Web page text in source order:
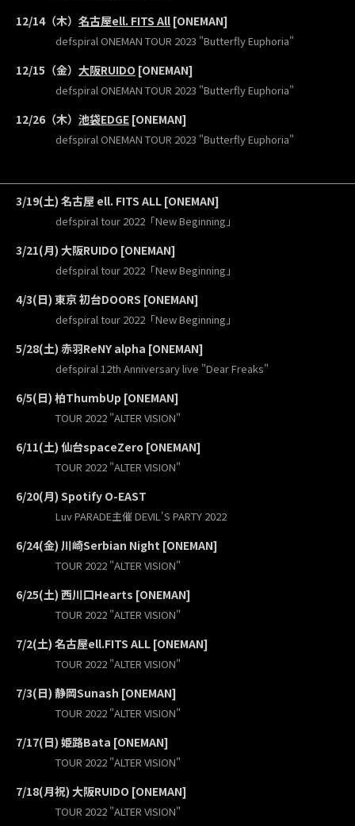
12/14（木） 名古屋ell. FITS All [ONEMAN]
defspiral ONEMAN TOUR 2023 "Butterfly Euphoria"
12/15（金） 大阪RUIDO [ONEMAN]
defspiral ONEMAN TOUR 2023 "Butterfly Euphoria"
12/26（木） 池袋EDGE [ONEMAN]
defspiral ONEMAN TOUR 2023 "Butterfly Euphoria"
3/19(土) 名古屋 ell. FITS ALL [ONEMAN]
defspiral tour 2022「New Beginning」
3/21(月) 大阪RUIDO [ONEMAN]
defspiral tour 2022「New Beginning」
4/3(日) 東京 初台DOORS [ONEMAN]
defspiral tour 2022「New Beginning」
5/28(土) 赤羽ReNY alpha [ONEMAN]
defspiral 12th Anniversary live "Dear Freaks"
6/5(日) 柏ThumbUp [ONEMAN]
TOUR 2022 "ALTER VISION"
6/11(土) 仙台spaceZero [ONEMAN]
TOUR 2022 "ALTER VISION"
6/20(月) Spotify O-EAST
Luv PARADE主催 DEVIL'S PARTY 2022
6/24(金) 川崎Serbian Night [ONEMAN]
TOUR 2022 "ALTER VISION"
6/25(土) 西川口Hearts [ONEMAN]
TOUR 2022 "ALTER VISION"
7/2(土) 名古屋ell.FITS ALL [ONEMAN]
TOUR 2022 "ALTER VISION"
7/3(日) 静岡Sunash [ONEMAN]
TOUR 2022 "ALTER VISION"
7/17(日) 姫路Bata [ONEMAN]
TOUR 2022 "ALTER VISION"
7/18(月祝) 大阪RUIDO [ONEMAN]
TOUR 2022 "ALTER VISION"